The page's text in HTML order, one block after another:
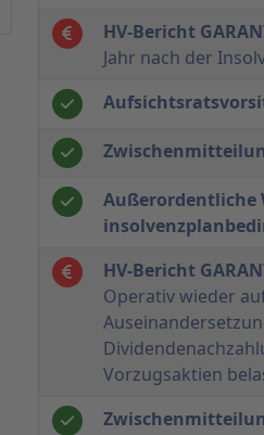
HV-Bericht
Jahr nach der
Außerordentliche
HV-Bericht
Operativ wieder
Vorzugsaktien